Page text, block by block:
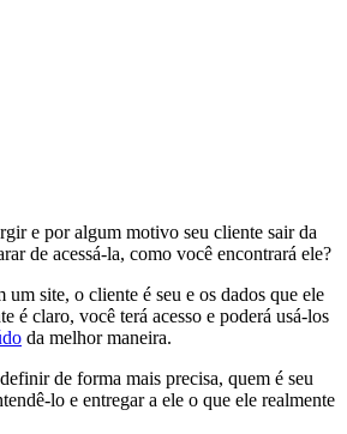
e por algum motivo seu cliente sair da
de acessá-la, como você encontrará ele?
site, o cliente é seu e os dados que ele
é claro, você terá acesso e poderá usá-los
da melhor maneira.
de forma mais precisa, quem é seu
lo e entregar a ele o que ele realmente